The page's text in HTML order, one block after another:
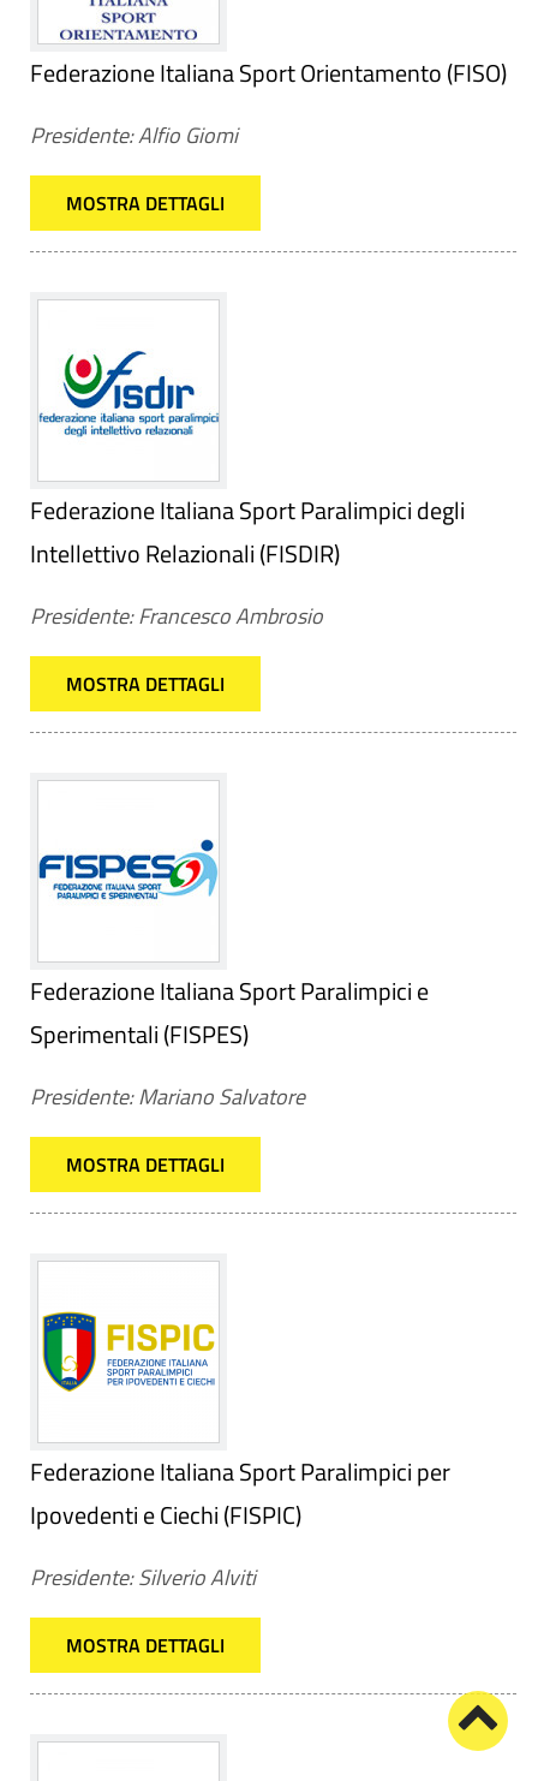
Federazione Italiana Sport Orientamento (FISO)
Presidente: Alfio Giomi
MOSTRA DETTAGLI
Federazione Italiana Sport Paralimpici degli
Intellettivo Relazionali (FISDIR)
Presidente: Francesco Ambrosio
MOSTRA DETTAGLI
Federazione Italiana Sport Paralimpici e
Sperimentali (FISPES)
Presidente: Mariano Salvatore
MOSTRA DETTAGLI
Federazione Italiana Sport Paralimpici per
Ipovedenti e Ciechi (FISPIC)
Presidente: Silverio Alviti
MOSTRA DETTAGLI